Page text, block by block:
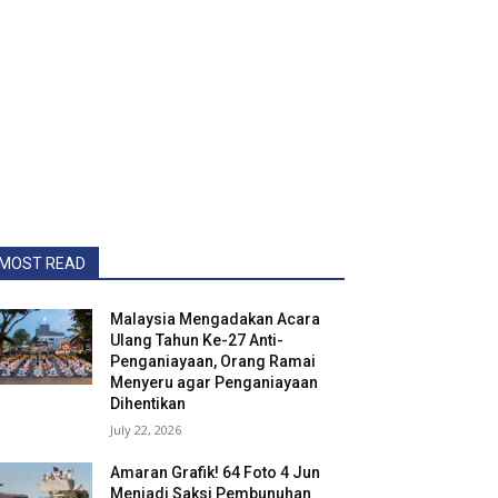
READ
Malaysia Mengadakan Acara
Ulang Tahun Ke-27 Anti-
Penganiayaan, Orang Ramai
Menyeru agar Penganiayaan
Dihentikan
July 22, 2026
Amaran Grafik! 64 Foto 4 Jun
Menjadi Saksi Pembunuhan